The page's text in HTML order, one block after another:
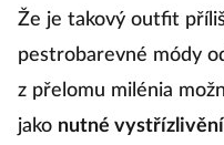
Že je takový outfit
pestrobarevné módy
z přelomu milénia
jako nutné